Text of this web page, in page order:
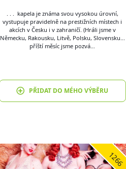
. . . kapela je známa svou vysokou úrovní,
vystupuje pravidelně na prestižních místech i
akcích v Česku i v zahraničí. (Hráli jsme v
Německu, Rakousku, Litvě, Polsku, Slovensku...
příští měsíc jsme pozvá…
PŘIDAT DO MÉHO VÝBĚRU
1266